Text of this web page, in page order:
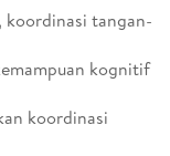
koordinasi tangan-
kognitif
koordinasi